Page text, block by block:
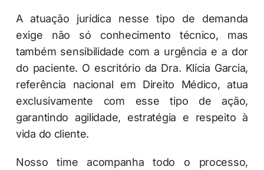
A atuação jurídica nesse tipo de demanda
exige não só conhecimento técnico, mas
também sensibilidade com a urgência e a dor
do paciente. O escritório da Dra. Klícia Garcia,
referência nacional em Direito Médico, atua
exclusivamente com esse tipo de ação,
garantindo agilidade, estratégia e respeito à
vida do cliente.
Nosso time acompanha todo o processo,